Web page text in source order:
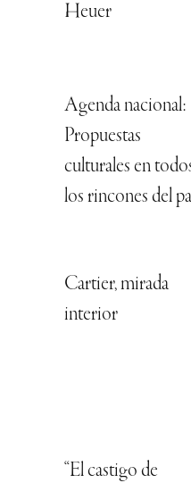
Heuer
Agenda nacional:
Propuestas
culturales en
los rincones del
Cartier, mirada
interior
“El castigo de